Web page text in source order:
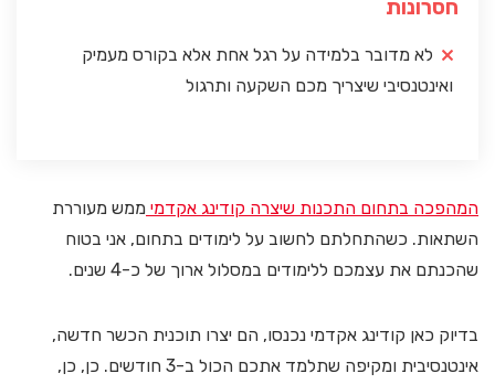
חסרונות
לא מדובר בלמידה על רגל אחת אלא בקורס מעמיק
ואינטנסיבי שיצריך מכם השקעה ותרגול
המהפכה בתחום התכנות שיצרה קודינג אקדמי ממש מעוררת
השתאות. כשהתחלתם לחשוב על לימודים בתחום, אני בטוח
שהכנתם את עצמכם ללימודים במסלול ארוך של כ-4 שנים.
בדיוק כאן קודינג אקדמי נכנסו, הם יצרו תוכנית הכשר חדשה,
אינטנסיבית ומקיפה שתלמד אתכם הכול ב-3 חודשים. כן, כן,